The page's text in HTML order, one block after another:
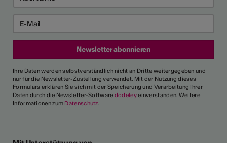
Ihre Daten werden selbstverständlich nicht an Dritte weitergegeben und
nur für die Newsletter-Zustellung verwendet. Mit der Nutzung dieses
Formulars erklären Sie sich mit der Speicherung und Verarbeitung Ihrer
Daten durch die Newsletter-Software dodeleyeinverstanden. Weitere
Informationen zum Datenschutz.